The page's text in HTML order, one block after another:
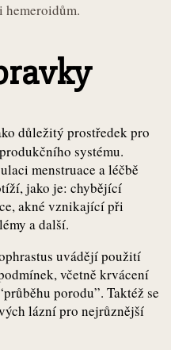
hemeroidům.
důležitý prostředek pro
systému.
menstruace a léčbě
jako je: chybějící
akné vznikající při
a další.
uvádějí použití
včetně krvácení
porodu”. Taktéž se
lázní pro nejrůznější